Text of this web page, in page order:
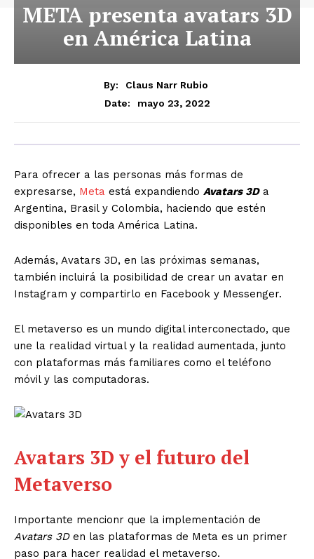
META presenta avatars 3D
en América Latina
By:
Claus Narr Rubio
Date:
mayo 23, 2022
Para ofrecer a las personas más formas de
expresarse, Meta está expandiendo Avatars 3Da
Argentina, Brasil y Colombia, haciendo que estén
disponibles en toda América Latina.
Además, Avatars 3D, en las próximas semanas,
también incluirá la posibilidad de crear un avatar en
Instagram y compartirlo en Facebook y Messenger.
El metaverso es un mundo digital interconectado, que
une la realidad virtual y la realidad aumentada, junto
con plataformas más familiares como el teléfono
móvil y las computadoras.
Avatars 3D y el futuro del
Metaverso
Importante mencionr que la implementación de
Avatars 3Den las plataformas de Meta es un primer
paso para hacer realidad el metaverso.